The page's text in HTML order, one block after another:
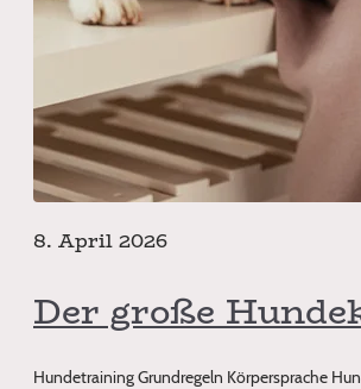
8. April 2026
Der große
Hundetraining Grundregeln Körpersprache